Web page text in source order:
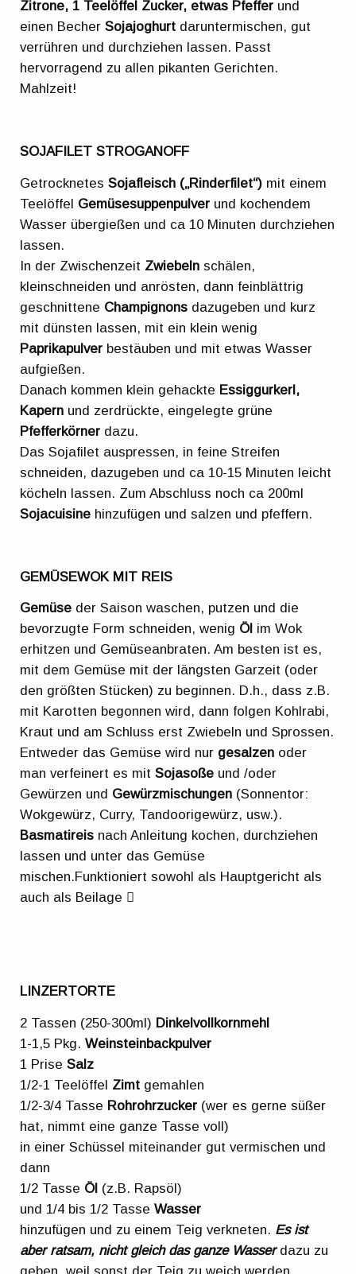
Zitrone, 1 Teelöffel Zucker, etwas Pfeffer und
einen BecherSojajoghurt daruntermischen, gut
verrühren und durchziehen lassen. Passt
hervorragend zu allen pikanten Gerichten.
Mahlzeit!
SOJAFILET STROGANOFF
GetrocknetesSojafleisch („Rinderfilet“) mit einem
Teelöffel Gemüsesuppenpulver und kochendem
Wasser übergießen und ca 10 Minuten durchziehen
lassen.
In der Zwischenzeit Zwiebeln schälen,
kleinschneiden und anrösten, dann feinblättrig
geschnittene Champignons dazugeben und kurz
mit dünsten lassen, mit ein klein wenig
Paprikapulver bestäuben und mit etwas Wasser
aufgießen.
Danach kommen klein gehackte Essiggurkerl,
Kapern und zerdrückte, eingelegte grüne
Pfefferkörner dazu.
Das Sojafilet auspressen, in feine Streifen
schneiden, dazugeben und ca 10-15 Minuten leicht
köcheln lassen. Zum Abschluss noch ca 200ml
Sojacuisine hinzufügen und salzen und pfeffern.
GEMÜSEWOK MIT REIS
Gemüse der Saison waschen, putzen und die
bevorzugte Form schneiden, wenig Öl im Wok
erhitzen und Gemüseanbraten. Am besten ist es,
mit dem Gemüse mit der längsten Garzeit (oder
den größten Stücken) zu beginnen. D.h., dass z.B.
mit Karotten begonnen wird, dann folgen Kohlrabi,
Kraut und am Schluss erst Zwiebeln und Sprossen.
Entweder das Gemüse wird nur gesalzen oder
man verfeinert es mitSojasoße und /oder
Gewürzen und Gewürzmischungen (Sonnentor:
Wokgewürz, Curry, Tandoorigewürz, usw.).
Basmatireis nach Anleitung kochen, durchziehen
lassen und unter das Gemüse
mischen.Funktioniert sowohl als Hauptgericht als
auch als Beilage 
LINZERTORTE
2 Tassen (250-300ml) Dinkelvollkornmehl
1-1,5 Pkg.Weinsteinbackpulver
1 PriseSalz
1/2-1 Teelöffel Zimt gemahlen
1/2-3/4 Tasse Rohrohrzucker (wer es gerne süßer
hat, nimmt eine ganze Tasse voll)
in einer Schüssel miteinander gut vermischen und
dann
1/2 Tasse Öl (z.B. Rapsöl)
und 1/4 bis 1/2 TasseWasser
hinzufügen und zu einem Teig verkneten. Es ist
aber ratsam, nicht gleich das ganze Wasser dazu zu